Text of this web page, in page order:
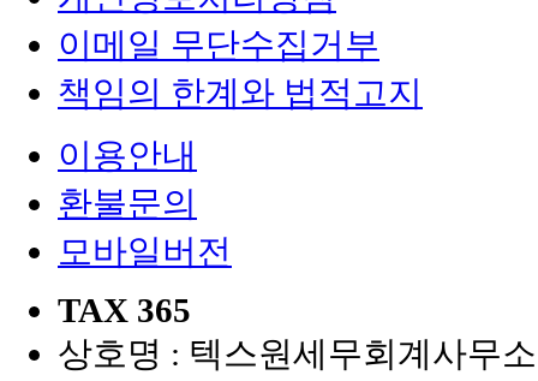
이메일 무단수집거부
책임의 한계와 법적고지
이용안내
환불문의
모바일버전
TAX 365
상호명 : 텍스원세무회계사무소